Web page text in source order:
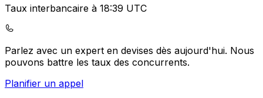
Taux interbancaire à 18:39 UTC
Parlez avec un expert en devises dès aujourd'hui. Nous
pouvons battre les taux des concurrents.
Planifier un appel